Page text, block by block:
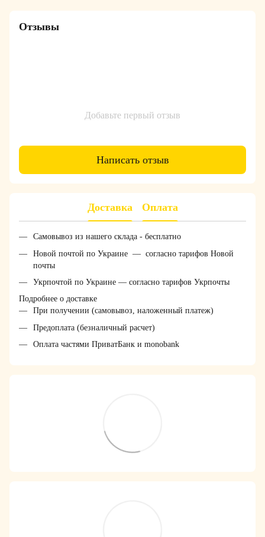
Отзывы
Добавьте первый отзыв
Написать отзыв
Доставка Оплата
Самовывоз из нашего склада - бесплатно
Новой почтой по Украине — согласно тарифов Новой
почты
Укрпочтой по Украине — согласно тарифов Укрпочты
Подробнее о доставке
При получении (самовывоз, наложенный платеж)
Предоплата (безналичный расчет)
Оплата частями ПриватБанк и monobank